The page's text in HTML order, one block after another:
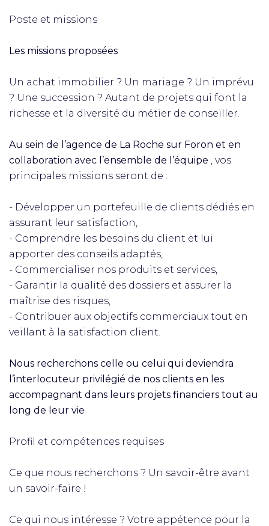
Poste et missions
Les missions proposées
Un achat immobilier ? Un mariage ? Un imprévu
? Une succession ? Autant de projets qui font la
richesse et la diversité du métier de conseiller.
Au sein de l’agence de La Roche sur Foron et en
collaboration avec l’ensemble de l’équipe , vos
principales missions seront de :
- Développer un portefeuille de clients dédiés en
assurant leur satisfaction,
- Comprendre les besoins du client et lui
apporter des conseils adaptés,
- Commercialiser nos produits et services,
- Garantir la qualité des dossiers et assurer la
maîtrise des risques,
- Contribuer aux objectifs commerciaux tout en
veillant à la satisfaction client.
Nous recherchons celle ou celui qui deviendra
l’interlocuteur privilégié de nos clients en les
accompagnant dans leurs projets financiers tout au
long de leur vie
Profil et compétences requises
Ce que nous recherchons ? Un savoir-être avant
un savoir-faire !
Ce qui nous intéresse ? Votre appétence pour la